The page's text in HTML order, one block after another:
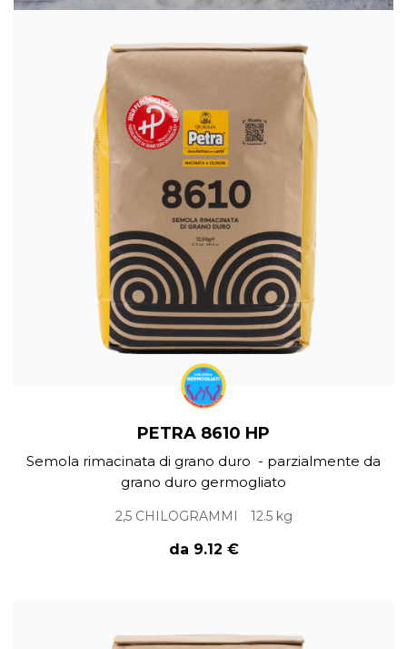
PETRA 8610 HP
Semola rimacinata di grano duro - parzialmente da
grano duro germogliato
2,5 CHILOGRAMMI 12.5 kg
da 9.12 €